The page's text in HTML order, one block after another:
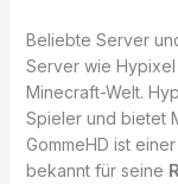
Beliebte Server
Server wie
Minecraft-Welt.
Spieler und bietet
GommeHD ist
bekannt für seine